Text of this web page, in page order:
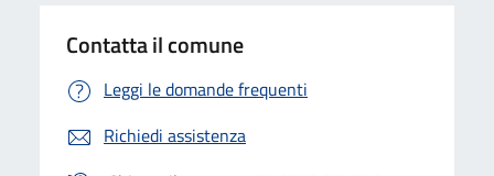
Contatta il comune
Leggi le domande frequenti
Richiedi assistenza